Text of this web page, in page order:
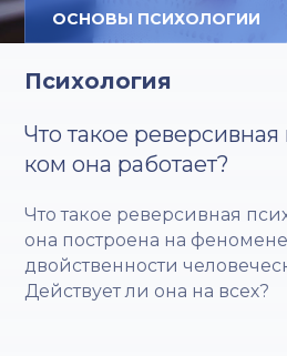
ОСНОВЫ ПСИХОЛОГИИ
Психология
Что такое
ком она работает?
Что такое реверсивная
она построена на
двойственности
Действует ли она на всех?